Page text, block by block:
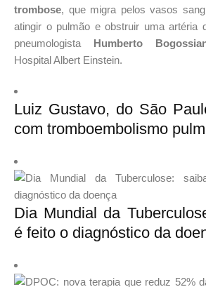
trombose, que migra pelos vasos
atingir o pulmão e obstruir uma artéria
pneumologista Humberto
Hospital Albert Einstein.
Luiz Gustavo, do São
com tromboembolismo
Dia Mundial da
é feito o diagnóstico da